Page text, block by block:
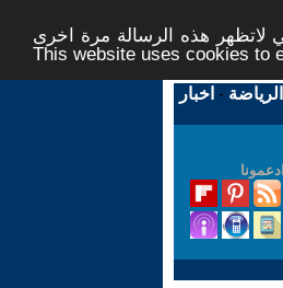
هذه الرسالة مرة اخرى -
This website uses cookies to
الرياضة - اخبار